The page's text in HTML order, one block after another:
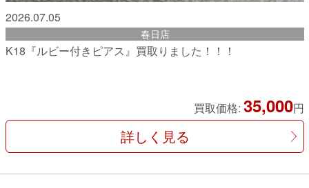
2026.07.05
春日店
K18『ルビー付きピアス』買取りました！！！
買取価格: 35,000円
詳しく見る